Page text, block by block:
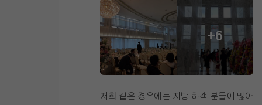
+6
저희 같은 경우에는 지방 하객 분들이 많아